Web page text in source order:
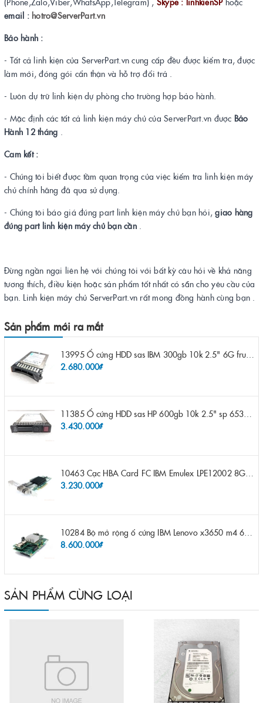
email : hotro@ServerPart.vn
Bảo hành :
- Tất cả linh kiện của ServerPart.vn cung cấp đều được kiểm tra, được
làm mới, đóng gói cẩn thận và hỗ trợ đổi trả .
- Luôn dự trữ linh kiện dự phòng cho trường hợp bảo hành.
- Mặc định các tất cả linh kiện máy chủ của ServerPart.vn được Bảo
Hành 12 tháng
Cam kết :
- Chúng tôi biết được tầm quan trọng của việc kiểm tra linh kiện máy
chủ chính hãng đã qua sử dụng.
- Chúng tôi báo giá đúng part linh kiện máy chủ bạn hỏi,giao hàng
đúng part linh kiện máy chủ bạn cần.
Đừng ngần ngại liên hệ với chúng tôi với bất kỳ câu hỏi về khả năng
tương thích, điều kiện hoặc sản phẩm tốt nhất có sẵn cho yêu cầu của
bạn. Linh kiện máy chủ ServerPart.vn rất mong đồng hành cùng bạn .
Sản phẩm mới ra mắt
2.680.000₫
3.430.000₫
3.230.000₫
8.600.000₫
SẢN PHẨM CÙNG LOẠI